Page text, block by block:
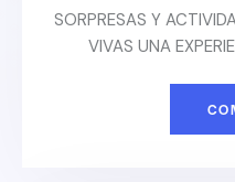
SORPRESAS Y
VIVAS UNA